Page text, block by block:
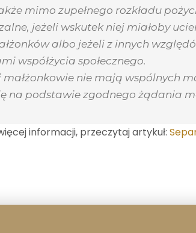
mimo zupełnego rozkładu
jeżeli wskutek niej miałoby
albo jeżeli z innych
współżycia społecznego.
małżonkowie nie mają wspólnych
na podstawie zgodnego żądania
informacji, przeczytaj artykuł: